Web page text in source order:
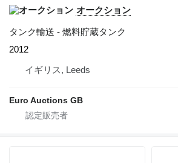
オークション
タンク輸送 - 燃料貯蔵タンク
2012
イギリス, Leeds
Euro Auctions GB